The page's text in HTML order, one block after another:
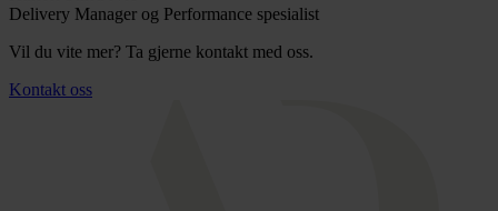
Delivery Manager og Performance spesialist
Vil du vite mer? Ta gjerne kontakt med oss.
Kontakt oss